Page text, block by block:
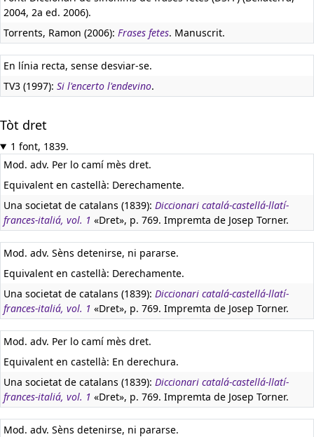
2004, 2a ed. 2006).
Torrents, Ramon (2006): Frases fetes. Manuscrit.
En línia recta, sense desviar-se.
TV3 (1997): Si l'encerto l'endevino.
Tòt dret
1 font, 1839.
Mod. adv. Per lo camí mès dret.
Equivalent en castellà: Derechamente.
Una societat de catalans (1839): Diccionari catalá-castellá-llatí-
frances-italiá, vol. 1 «Dret», p. 769. Impremta de Josep Torner.
Mod. adv. Sèns detenirse, ni pararse.
Equivalent en castellà: Derechamente.
Una societat de catalans (1839): Diccionari catalá-castellá-llatí-
frances-italiá, vol. 1 «Dret», p. 769. Impremta de Josep Torner.
Mod. adv. Per lo camí mès dret.
Equivalent en castellà: En derechura.
Una societat de catalans (1839): Diccionari catalá-castellá-llatí-
frances-italiá, vol. 1 «Dret», p. 769. Impremta de Josep Torner.
Mod. adv. Sèns detenirse, ni pararse.